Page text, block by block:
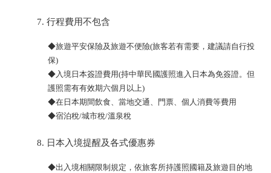
行程費用不包含
◆旅遊平安保險及旅遊不便險(旅客若有需要，建議請自行投
保)
◆入境日本簽證費用(持中華民國護照進入日本為免簽證。但
護照需有有效期六個月以上)
◆在日本期間飲食、當地交通、門票、個人消費等費用
◆宿泊稅/城市稅/溫泉稅
日本入境提醒及各式優惠券
◆出入境相關限制規定，依旅客所持護照國籍及旅遊目的地